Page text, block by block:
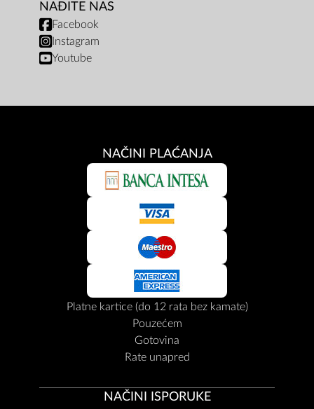
NAĐITE NAS
Facebook
Instagram
Youtube
NAČINI PLAĆANJA
Platne kartice (do 12 rata bez kamate)
Pouzećem
Gotovina
Rate unapred
NAČINI ISPORUKE